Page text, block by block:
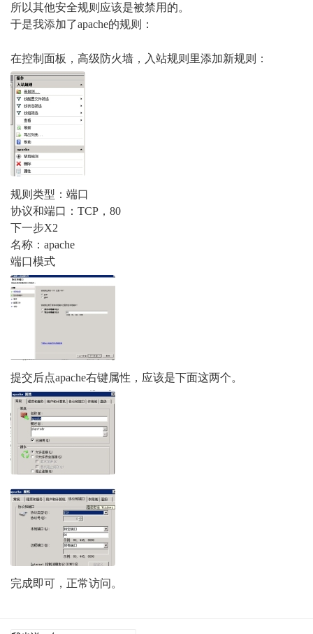
所以其他安全规则应该是被禁用的。
于是我添加了apache的规则：
在控制面板，高级防火墙，入站规则里添加新规则：
规则类型：端口
协议和端口：TCP，80
下一步X2
名称：apache
端口模式
提交后点apache右键属性，应该是下面这两个。
完成即可，正常访问。